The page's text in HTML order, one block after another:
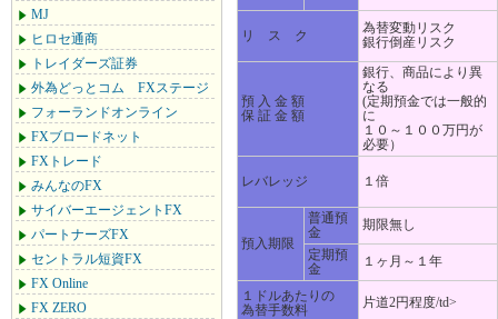
MJ
ヒロセ通商
トレイダーズ証券
外為どっとコム FXステージ
フォーランドオンライン
FXブロードネット
FXトレード
みんなのFX
サイバーエージェントFX
パートナーズFX
セントラル短資FX
FX Online
FX ZERO
リ ス ク
為替変動リスク
銀行倒産リスク
預 入 金 額
保 証 金 額
銀行、商品により異
なる
(定期預金では一般的
に
１０～１００万円が
必要）
レバレッジ １倍
預入期限
普通預
金
期限無し
定期預
金
１ヶ月～１年
１ドルあたりの
為替手数料
片道2円程度/td>